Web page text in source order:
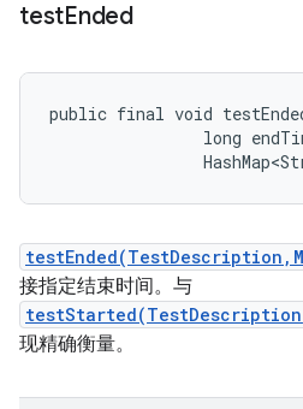
testEnded
public final void
long
接指定结束时间。与
现精确衡量。